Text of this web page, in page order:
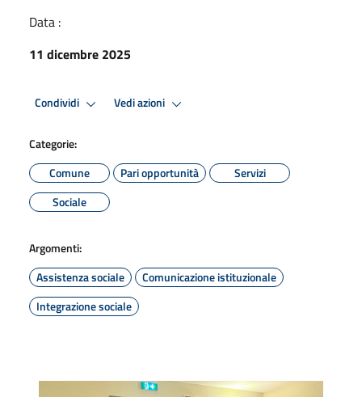
Data :
11 dicembre 2025
Condividi Vedi azioni
Categorie:
Comune
Pari opportunità
Servizi
Sociale
Argomenti:
Assistenza sociale
Comunicazione istituzionale
Integrazione sociale